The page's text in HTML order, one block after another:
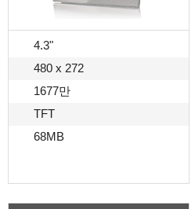
4.3"
480 x 272
1677만
TFT
68MB